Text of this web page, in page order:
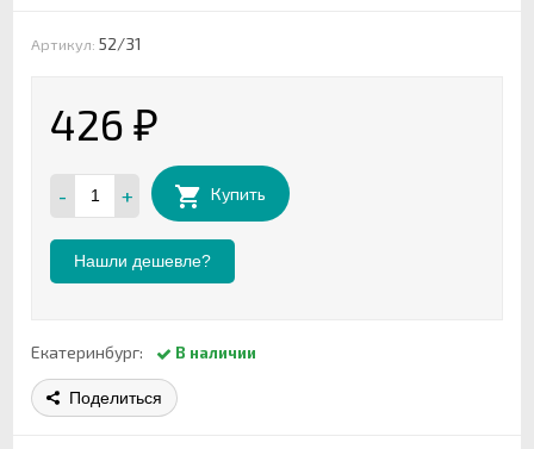
Артикул: 52/31
426 ₽
- + Купить
Нашли дешевле?
Екатеринбург: В наличии
Поделиться